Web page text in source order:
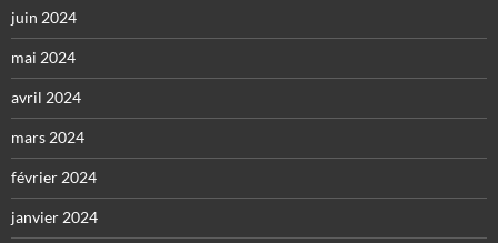
juin 2024
mai 2024
avril 2024
mars 2024
février 2024
janvier 2024